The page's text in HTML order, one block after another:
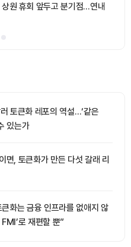
원 휴회 앞두고 분기점…연내
토큰화 레포의 역설…‘같은
있는가
면, 토큰화가 만든 다섯 갈래 리
화는 금융 인프라를 없애지 않
로 재편할 뿐”